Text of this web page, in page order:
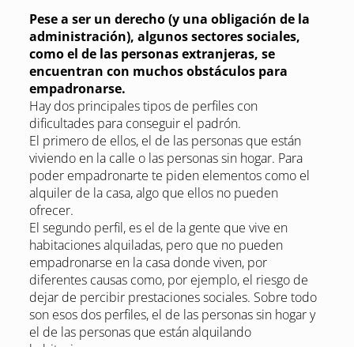
Pese a ser un derecho (y una obligación de la
administración), algunos sectores sociales,
como el de las personas extranjeras, se
encuentran con muchos obstáculos para
empadronarse.
Hay dos principales tipos de perfiles con
dificultades para conseguir el padrón.
El primero de ellos, el de las personas que están
viviendo en la calle o las personas sin hogar. Para
poder empadronarte te piden elementos como el
alquiler de la casa, algo que ellos no pueden
ofrecer.
El segundo perfil, es el de la gente que vive en
habitaciones alquiladas, pero que no pueden
empadronarse en la casa donde viven, por
diferentes causas como, por ejemplo, el riesgo de
dejar de percibir prestaciones sociales. Sobre todo
son esos dos perfiles, el de las personas sin hogar y
el de las personas que están alquilando